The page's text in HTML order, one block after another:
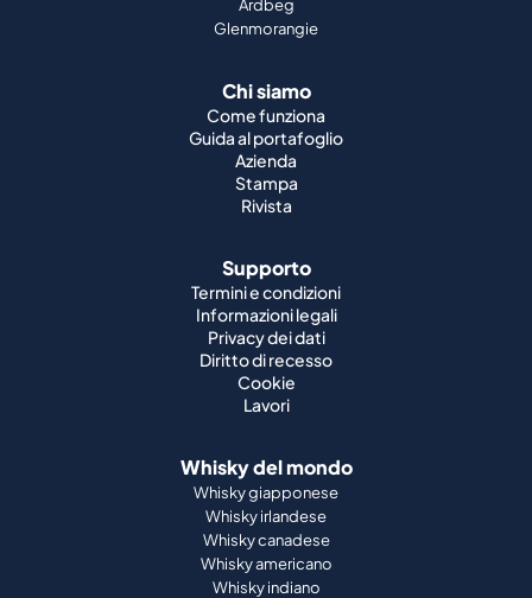
Ardbeg
Glenmorangie
Chi siamo
Come funziona
Guida al portafoglio
Azienda
Stampa
Rivista
Supporto
Termini e condizioni
Informazioni legali
Privacy dei dati
Diritto di recesso
Cookie
Lavori
Whisky del mondo
Whisky giapponese
Whisky irlandese
Whisky canadese
Whisky americano
Whisky indiano